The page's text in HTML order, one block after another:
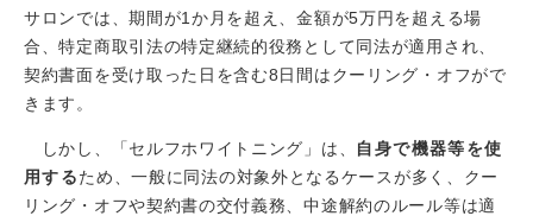
サロンでは、期間が1か月を超え、金額が5万円を超える場
合、特定商取引法の特定継続的役務として同法が適用され、
契約書面を受け取った日を含む8日間はクーリング・オフがで
きます。
しかし、「セルフホワイトニング」は、
自身で機器等を使
用するため、一般に同法の対象外となるケースが多く、クー
リング・オフや契約書の交付義務、中途解約のルール等は適